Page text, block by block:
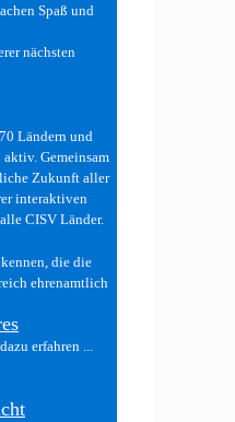
Spaß und
nächsten
Ländern und
aktiv. Gemeinsam
Zukunft aller
interaktiven
CISV Länder.
die die
ehrenamtlich
erfahren ...